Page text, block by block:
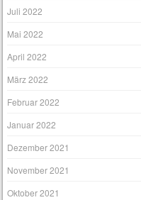
Juli 2022
Mai 2022
April 2022
März 2022
Februar 2022
Januar 2022
Dezember 2021
November 2021
Oktober 2021